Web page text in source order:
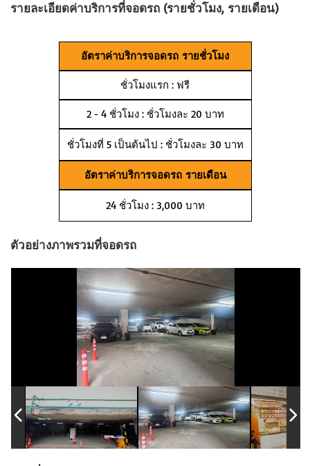
รายละเอียดค่าบริการที่จอดรถ (รายชั่วโมง, รายเดือน)
อัตราค่าบริการจอดรถ รายชั่วโมง
ชั่วโมงแรก : ฟรี
2 - 4 ชั่วโมง : ชั่วโมงละ 20 บาท
ชั่วโมงที่ 5 เป็นต้นไป : ชั่วโมงละ 30 บาท
อัตราค่าบริการจอดรถ รายเดือน
24 ชั่วโมง : 3,000 บาท
ตัวอย่างภาพรวมที่จอดรถ